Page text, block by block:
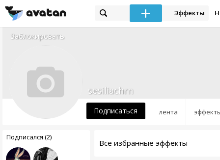
Эффекты
Заблокировать
лента
sesiliachrn
Подписаться
Подписался (2)
Все избранные эффекты